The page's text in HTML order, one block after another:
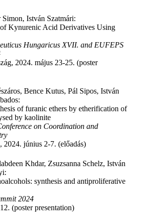
István Szatmári:
Kynurenic Acid Derivatives Using
Hungaricus XVII. and EUFEPS
2024. május 23-25. (poster
Bence Kutus, Pál Sipos, István
of furanic ethers by etherification of
by kaolinite
on Coordination and
2024. június 2-7. (előadás)
Khdar, Zsuzsanna Schelz, István
synthesis and antiproliferative
2024
(poster presentation)